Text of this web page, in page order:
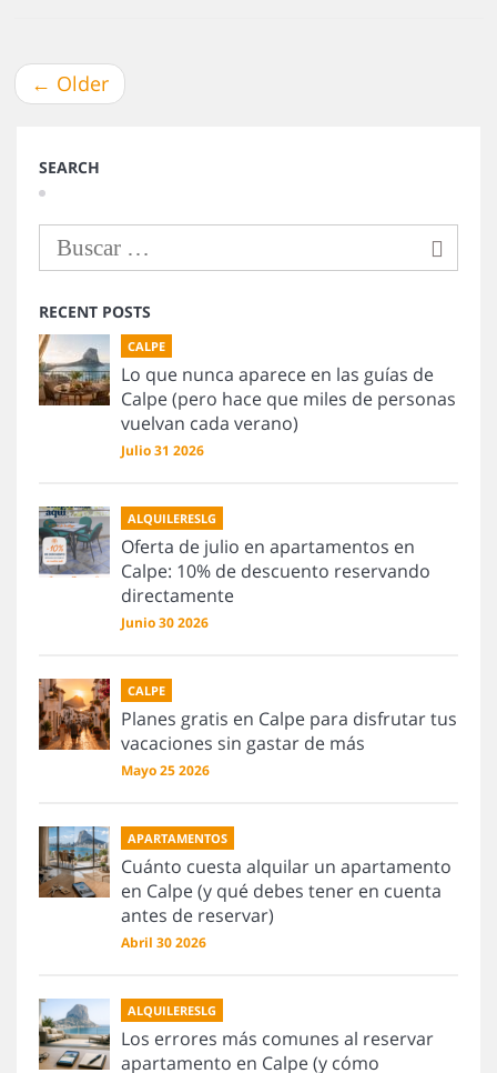
← Older
SEARCH
RECENT POSTS
CALPE
Lo que nunca aparece en las guías de
Calpe (pero hace que miles de personas
vuelvan cada verano)
Julio 31 2026
ALQUILERESLG
Oferta de julio en apartamentos en
Calpe: 10% de descuento reservando
directamente
Junio 30 2026
CALPE
Planes gratis en Calpe para disfrutar tus
vacaciones sin gastar de más
Mayo 25 2026
APARTAMENTOS
Cuánto cuesta alquilar un apartamento
en Calpe (y qué debes tener en cuenta
antes de reservar)
Abril 30 2026
ALQUILERESLG
Los errores más comunes al reservar
apartamento en Calpe (y cómo